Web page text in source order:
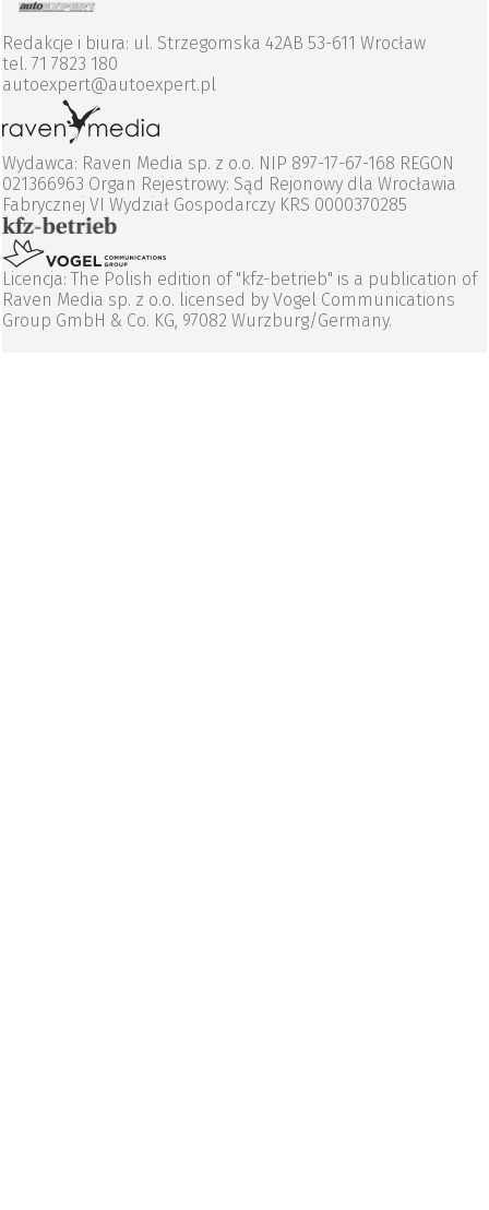
Redakcje i biura: ul. Strzegomska 42AB 53-611 Wrocław
tel. 71 7823 180
autoexpert@autoexpert.pl
Wydawca: Raven Media sp. z o.o. NIP 897-17-67-168 REGON
021366963 Organ Rejestrowy: Sąd Rejonowy dla Wrocławia
Fabrycznej VI Wydział Gospodarczy KRS 0000370285
Licencja: The Polish edition of "kfz-betrieb" is a publication of
Raven Media sp. z o.o. licensed by Vogel Communications
Group GmbH & Co. KG, 97082 Wurzburg/Germany.